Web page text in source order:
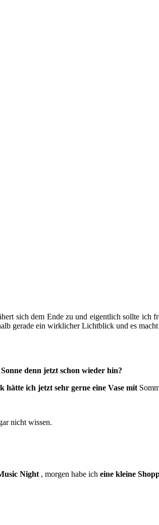
sich dem Ende zu und eigentlich sollte ich
gerade ein wirklicher Lichtblick und es
denn jetzt schon wieder hin?
hätte ich jetzt sehr gerne eine Vase mit
nicht wissen.
Night , morgen habe ich eine kleine